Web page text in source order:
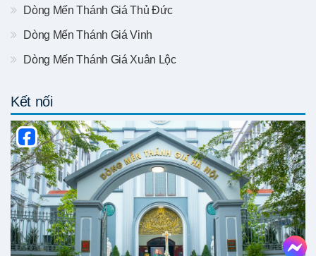
Dòng Mến Thánh Giá Thủ Đức
Dòng Mến Thánh Giá Vinh
Dòng Mến Thánh Giá Xuân Lộc
Kết nối